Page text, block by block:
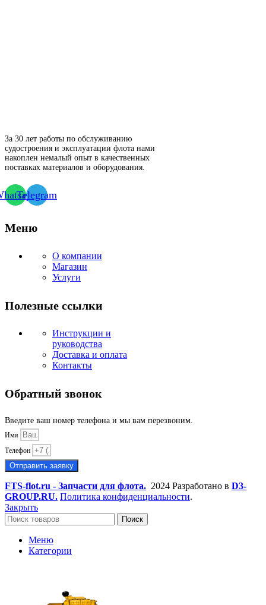
За 30 лет работы по обслуживанию
судостроения и эксплуатации флота нами
накоплен немалый опыт в качественных
поставках материалов и оборудования.
Telegram
Меню
О компании
Магазин
Услуги
Полезные ссылки
Инструкции и
руководства
Доставка и оплата
Контакты
Обратный звонок
Введите ваш номер телефона и мы вам перезвоним.
Имя
Телефон
Отправить заявку
FTS-flot.ru - Запчасти для флота. 2024 Разработано в D3-
GROUP.RU. Политика конфиденциальности.
Закрыть
Поиск
Меню
Категории